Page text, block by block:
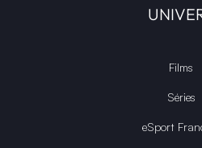
Films
Séries
eSport